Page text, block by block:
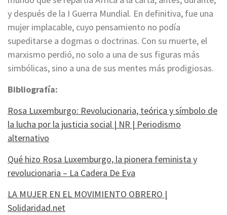
y después de la I Guerra Mundial. En definitiva, fue una
mujer implacable, cuyo pensamiento no podía
supeditarse a dogmas o doctrinas. Con su muerte, el
marxismo perdió, no solo a una de sus figuras más
simbólicas, sino a una de sus mentes más prodigiosas.
Bibliografía:
Rosa Luxemburgo: Revolucionaria, teórica y símbolo de
la lucha por la justicia social | NR | Periodismo
alternativo
Qué hizo Rosa Luxemburgo, la pionera feminista y
revolucionaria – La Cadera De Eva
LA MUJER EN EL MOVIMIENTO OBRERO |
Solidaridad.net